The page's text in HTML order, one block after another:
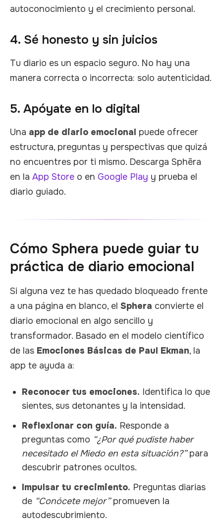
autoconocimiento y el crecimiento personal.
4. Sé honesto y sin juicios
Tu diario es un espacio seguro. No hay una
manera correcta o incorrecta: solo autenticidad.
5. Apóyate en lo digital
Una app de diario emocional puede ofrecer
estructura, preguntas y perspectivas que quizá
no encuentres por ti mismo. Descarga Sphēra
en la App Store o en Google Play y prueba el
diario guiado.
Cómo Sphera puede guiar tu
práctica de diario emocional
Si alguna vez te has quedado bloqueado frente
a una página en blanco, el Sphera convierte el
diario emocional en algo sencillo y
transformador. Basado en el modelo científico
de las Emociones Básicas de Paul Ekman, la
app te ayuda a:
Reconocer tus emociones. Identifica lo que
sientes, sus detonantes y la intensidad.
Reflexionar con guía. Responde a
preguntas como “¿Por qué pudiste haber
necesitado el Miedo en esta situación?”para
descubrir patrones ocultos.
Impulsar tu crecimiento. Preguntas diarias
de “Conócete mejor”promueven la
autodescubrimiento.